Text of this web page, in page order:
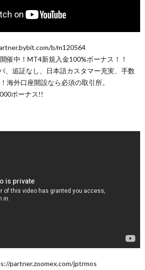
b/m120564
催中！MT4新規入金100%ボーナス！！
、追証なし、日本語カスタマー充実、手数
海外口座開設なら必須の取引所。
ボーナス!!
partner.zoomex.com/jptrmos